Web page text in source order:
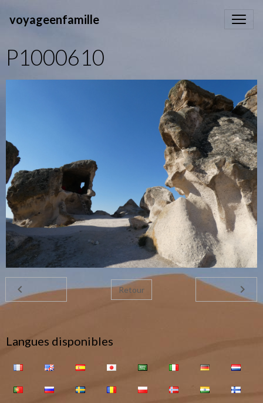
voyageenfamille
P1000610
Retour
Langues disponibles